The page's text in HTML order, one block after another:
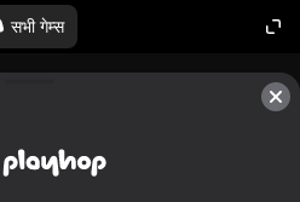
सभी गेम्स